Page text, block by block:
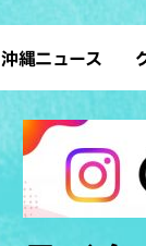
沖縄ニュース
テ
す